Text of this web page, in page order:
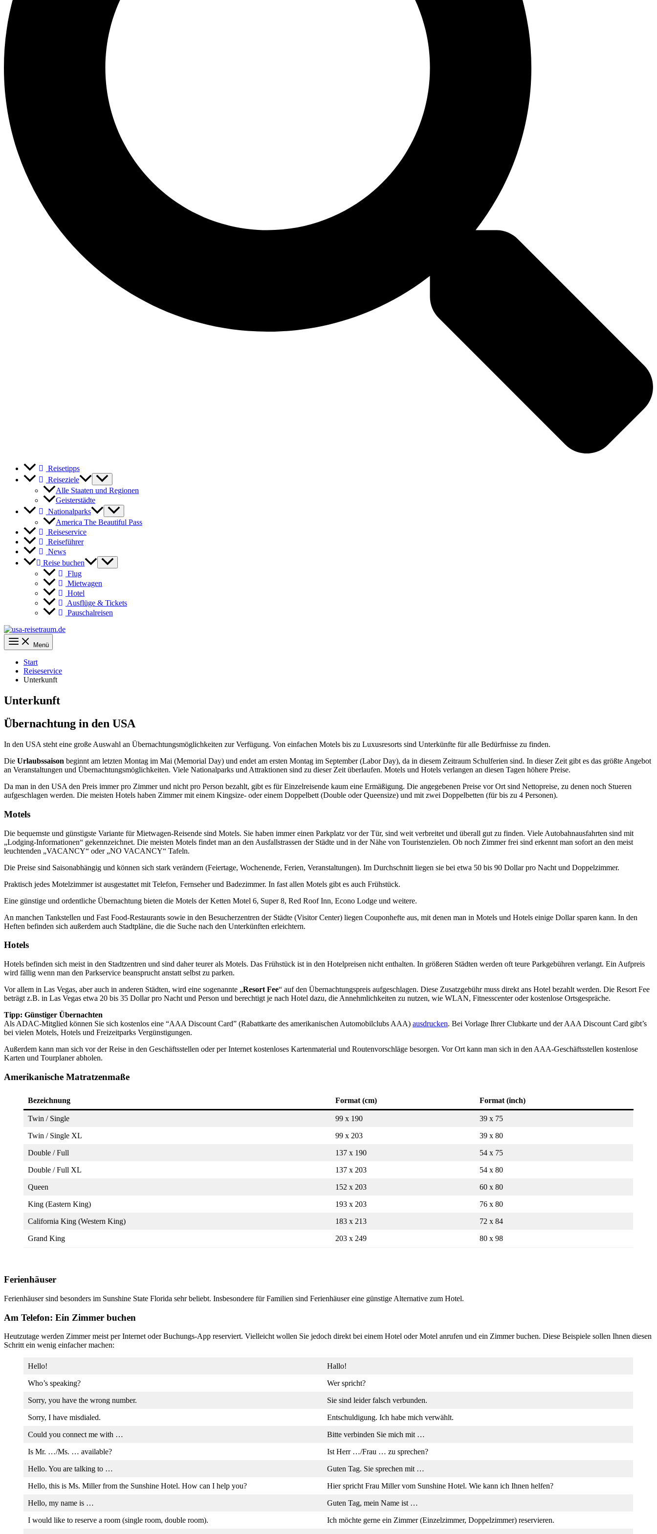
Reisetipps
Reiseziele
Alle Staaten und Regionen
Geisterstädte
Nationalparks
America The Beautiful Pass
Reiseservice
Reiseführer
News
Reise buchen
Flug
Mietwagen
Hotel
Ausflüge & Tickets
Pauschalreisen
Menü
Start
Reiseservice
Unterkunft
Unterkunft
Übernachtung in den USA
In den USA steht eine große Auswahl an Übernachtungsmöglichkeiten zur Verfügung. Von einfachen Motels bis zu Luxusresorts sind Unterkünfte für alle Bedürfnisse zu finden.
Die Urlaubssaison beginnt am letzten Montag im Mai (Memorial Day) und endet am ersten Montag im September (Labor Day), da in diesem Zeitraum Schulferien sind. In dieser Zeit gibt es das größte Angebot
an Veranstaltungen und Übernachtungsmöglichkeiten. Viele Nationalparks und Attraktionen sind zu dieser Zeit überlaufen. Motels und Hotels verlangen an diesen Tagen höhere Preise.
Da man in den USA den Preis immer pro Zimmer und nicht pro Person bezahlt, gibt es für Einzelreisende kaum eine Ermäßigung. Die angegebenen Preise vor Ort sind Nettopreise, zu denen noch Stueren
aufgeschlagen werden. Die meisten Hotels haben Zimmer mit einem Kingsize- oder einem Doppelbett (Double oder Queensize) und mit zwei Doppelbetten (für bis zu 4 Personen).
Motels
Die bequemste und günstigste Variante für Mietwagen-Reisende sind Motels. Sie haben immer einen Parkplatz vor der Tür, sind weit verbreitet und überall gut zu finden. Viele Autobahnausfahrten sind mit
„Lodging-Informationen“ gekennzeichnet. Die meisten Motels findet man an den Ausfallstrassen der Städte und in der Nähe von Touristenzielen. Ob noch Zimmer frei sind erkennt man sofort an den meist
leuchtenden „VACANCY“ oder „NO VACANCY“ Tafeln.
Die Preise sind Saisonabhängig und können sich stark verändern (Feiertage, Wochenende, Ferien, Veranstaltungen). Im Durchschnitt liegen sie bei etwa 50 bis 90 Dollar pro Nacht und Doppelzimmer.
Praktisch jedes Motelzimmer ist ausgestattet mit Telefon, Fernseher und Badezimmer. In fast allen Motels gibt es auch Frühstück.
Eine günstige und ordentliche Übernachtung bieten die Motels der Ketten Motel 6, Super 8, Red Roof Inn, Econo Lodge und weitere.
An manchen Tankstellen und Fast Food-Restaurants sowie in den Besucherzentren der Städte (Visitor Center) liegen Couponhefte aus, mit denen man in Motels und Hotels einige Dollar sparen kann. In den
Heften befinden sich außerdem auch Stadtpläne, die die Suche nach den Unterkünften erleichtern.
Hotels
Hotels befinden sich meist in den Stadtzentren und sind daher teurer als Motels. Das Frühstück ist in den Hotelpreisen nicht enthalten. In größeren Städten werden oft teure Parkgebühren verlangt. Ein Aufpreis
wird fällig wenn man den Parkservice beansprucht anstatt selbst zu parken.
Vor allem in Las Vegas, aber auch in anderen Städten, wird eine sogenannte „Resort Fee“ auf den Übernachtungspreis aufgeschlagen. Diese Zusatzgebühr muss direkt ans Hotel bezahlt werden. Die Resort Fee
beträgt z.B. in Las Vegas etwa 20 bis 35 Dollar pro Nacht und Person und berechtigt je nach Hotel dazu, die Annehmlichkeiten zu nutzen, wie WLAN, Fitnesscenter oder kostenlose Ortsgespräche.
Tipp: Günstiger Übernachten
Als ADAC-Mitglied können Sie sich kostenlos eine “AAA Discount Card” (Rabattkarte des amerikanischen Automobilclubs AAA) ausdrucken. Bei Vorlage Ihrer Clubkarte und der AAA Discount Card gibt’s
bei vielen Motels, Hotels und Freizeitparks Vergünstigungen.
Außerdem kann man sich vor der Reise in den Geschäftsstellen oder per Internet kostenloses Kartenmaterial und Routenvorschläge besorgen. Vor Ort kann man sich in den AAA-Geschäftsstellen kostenlose
Karten und Tourplaner abholen.
Amerikanische Matratzenmaße
Bezeichnung Format (cm) Format (inch)
Twin / Single 99 x 190 39 x 75
Twin / Single XL 99 x 203 39 x 80
Double / Full 137 x 190 54 x 75
Double / Full XL 137 x 203 54 x 80
Queen 152 x 203 60 x 80
King (Eastern King) 193 x 203 76 x 80
California King (Western King) 183 x 213 72 x 84
Grand King 203 x 249 80 x 98
Ferienhäuser
Ferienhäuser sind besonders im Sunshine State Florida sehr beliebt. Insbesondere für Familien sind Ferienhäuser eine günstige Alternative zum Hotel.
Am Telefon: Ein Zimmer buchen
Heutzutage werden Zimmer meist per Internet oder Buchungs-App reserviert. Vielleicht wollen Sie jedoch direkt bei einem Hotel oder Motel anrufen und ein Zimmer buchen. Diese Beispiele sollen Ihnen diesen
Schritt ein wenig einfacher machen:
Hello! Hallo!
Who’s speaking? Wer spricht?
Sorry, you have the wrong number. Sie sind leider falsch verbunden.
Sorry, I have misdialed. Entschuldigung. Ich habe mich verwählt.
Could you connect me with … Bitte verbinden Sie mich mit …
Is Mr. …/Ms. … available? Ist Herr …/Frau … zu sprechen?
Hello. You are talking to … Guten Tag. Sie sprechen mit …
Hello, this is Ms. Miller from the Sunshine Hotel. How can I help you? Hier spricht Frau Miller vom Sunshine Hotel. Wie kann ich Ihnen helfen?
Hello, my name is … Guten Tag, mein Name ist …
I would like to reserve a room (single room, double room). Ich möchte gerne ein Zimmer (Einzelzimmer, Doppelzimmer) reservieren.